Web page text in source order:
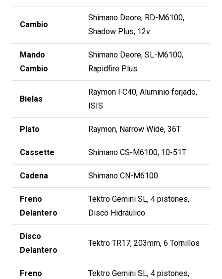
Cambio
Shimano Deore, RD-M6100,
Shadow Plus, 12v
Mando
Cambio
Shimano Deore, SL-M6100,
Rapidfire Plus
Bielas
Raymon FC40, Aluminio forjado,
ISIS
Plato Raymon, Narrow Wide, 36T
Cassette Shimano CS-M6100, 10-51T
Cadena Shimano CN-M6100
Freno
Delantero
Tektro Gemini SL, 4 pistones,
Disco Hidráulico
Disco
Delantero
Tektro TR17, 203mm, 6 Tornillos
Freno
Tektro Gemini SL, 4 pistones,